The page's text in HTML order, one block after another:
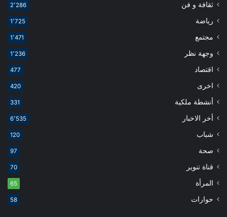
ثقافة و فن 2٬286
رياضة 1٬725
مجتمع 1٬471
وجهة نظر 1٬236
اقتصاد 477
اخرى 420
أنشطة ملكية 331
أخر الاخبار 6٬535
شباب 120
صحة 97
قناة تنوير 70
المرأة 65
حوارات 58